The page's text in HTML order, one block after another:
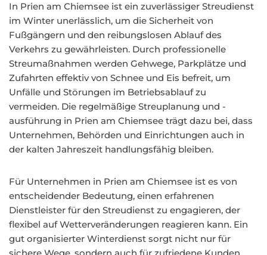
In Prien am Chiemsee ist ein zuverlässiger Streudienst
im Winter unerlässlich, um die Sicherheit von
Fußgängern und den reibungslosen Ablauf des
Verkehrs zu gewährleisten. Durch professionelle
Streumaßnahmen werden Gehwege, Parkplätze und
Zufahrten effektiv von Schnee und Eis befreit, um
Unfälle und Störungen im Betriebsablauf zu
vermeiden. Die regelmäßige Streuplanung und -
ausführung in Prien am Chiemsee trägt dazu bei, dass
Unternehmen, Behörden und Einrichtungen auch in
der kalten Jahreszeit handlungsfähig bleiben.
Für Unternehmen in Prien am Chiemsee ist es von
entscheidender Bedeutung, einen erfahrenen
Dienstleister für den Streudienst zu engagieren, der
flexibel auf Wetterveränderungen reagieren kann. Ein
gut organisierter Winterdienst sorgt nicht nur für